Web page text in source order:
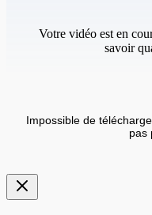
Votre vidéo est en
savoir
Impossible de
pas